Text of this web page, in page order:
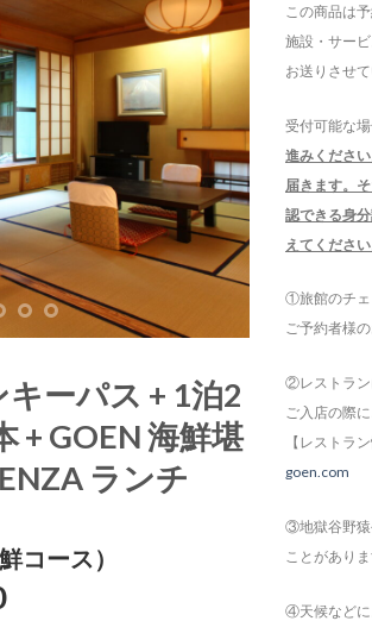
キーパス + 1泊2
+ GOEN 海鮮堪
ランチ
コース）
この商品は
施設・サー
お送りさせて
受付可能な
進みくださ
届きます。
認できる身
えてください
①旅館のチェ
ご予約者様
②レストラン
ご入店の際
【レストラ
goen.com
③地獄谷野猿
ことがあり
④天候などに